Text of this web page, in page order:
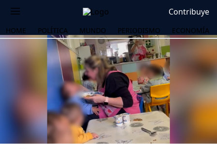
Contribuye
HOME POLÍTICA MUNDO PERIODISMO ECONOMÍA